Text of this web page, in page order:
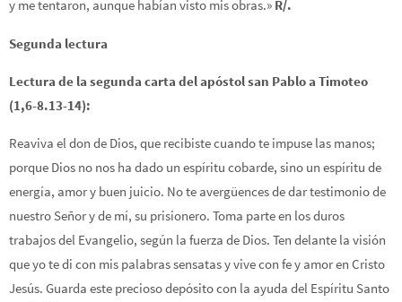
y me tentaron, aunque habían visto mis obras.» R/.
Segunda lectura
Lectura de la segunda carta del apóstol san Pablo a Timoteo
(1,6-8.13-14):
Reaviva el don de Dios, que recibiste cuando te impuse las manos;
porque Dios no nos ha dado un espíritu cobarde, sino un espíritu de
energía, amor y buen juicio. No te avergüences de dar testimonio de
nuestro Señor y de mí, su prisionero. Toma parte en los duros
trabajos del Evangelio, según la fuerza de Dios. Ten delante la visión
que yo te di con mis palabras sensatas y vive con fe y amor en Cristo
Jesús. Guarda este precioso depósito con la ayuda del Espíritu Santo